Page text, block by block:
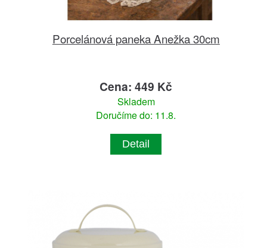
Porcelánová paneka Anežka 30cm
Cena: 449 Kč
Skladem
Doručíme do: 11.8.
Detail